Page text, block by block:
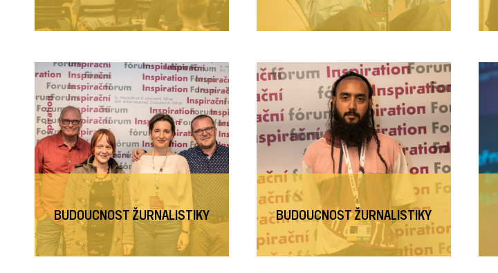
BUDOUCNOST ŽURNALISTIKY BUDOUCNOST ŽURNALISTIKY